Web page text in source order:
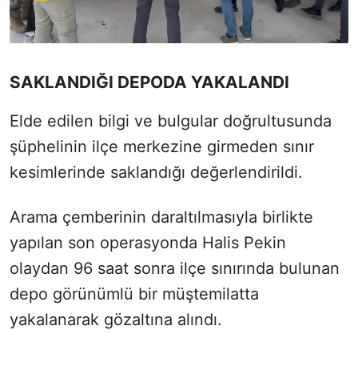
SAKLANDIĞI DEPODA YAKALANDI
Elde edilen bilgi ve bulgular doğrultusunda
şüphelinin ilçe merkezine girmeden sınır
kesimlerinde saklandığı değerlendirildi.
Arama çemberinin daraltılmasıyla birlikte
yapılan son operasyonda Halis Pekin
olaydan 96 saat sonra ilçe sınırında bulunan
depo görünümlü bir müştemilatta
yakalanarak gözaltına alındı.